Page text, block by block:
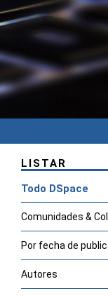
LISTAR
Todo DSpace
Comunidades &
Por fecha de
Autores